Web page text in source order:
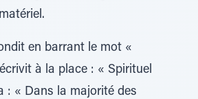
en barrant le mot «
à la place : « Spirituel
: « Dans la majorité des